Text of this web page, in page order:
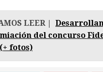
LEER |
del concurso
fotos)